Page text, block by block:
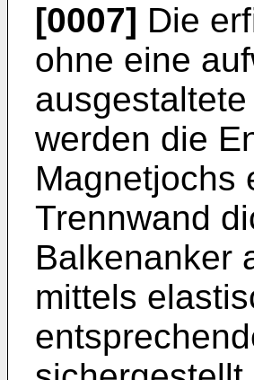
[0007] Die
ohne eine
werden die
Magnetjochs
Trennwand
Balkenanker
mittels